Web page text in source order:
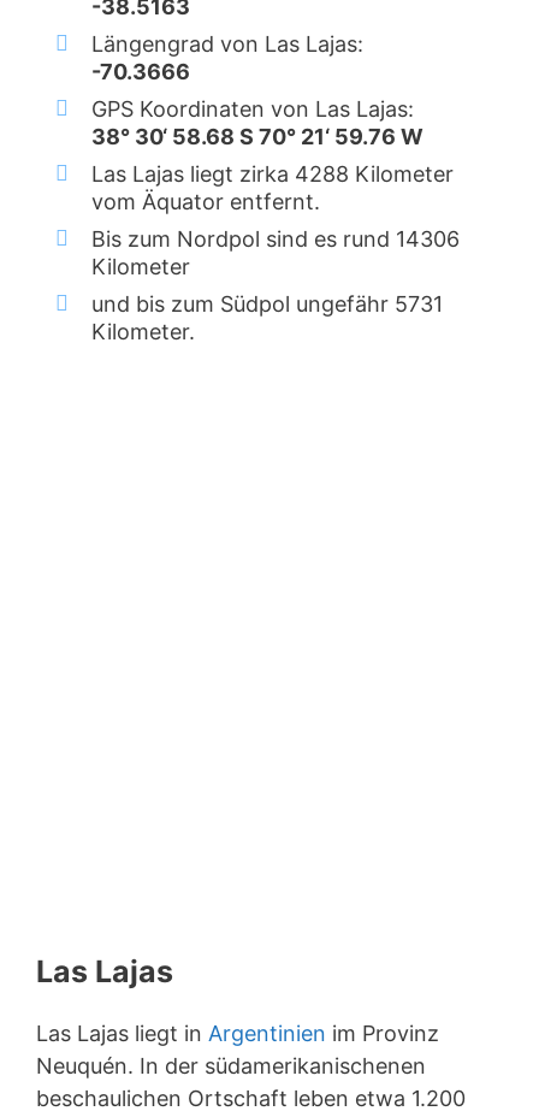
-38.5163
Längengrad von Las Lajas:
-70.3666
GPS Koordinaten von Las Lajas:
38° 30‘ 58.68 S 70° 21‘ 59.76 W
Las Lajas liegt zirka 4288 Kilometer
vom Äquator entfernt.
Bis zum Nordpol sind es rund 14306
Kilometer
und bis zum Südpol ungefähr 5731
Kilometer.
Las Lajas
Las Lajas liegt in Argentinien im Provinz
Neuquén. In der südamerikanischenen
beschaulichen Ortschaft leben etwa 1.200